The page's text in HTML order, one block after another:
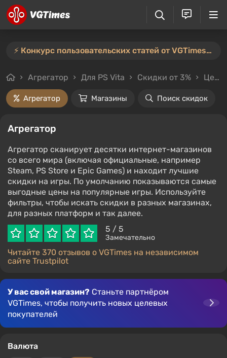
⚡️ Конкурс пользовательских статей от VGTimes продлён — участвуйте тут ⚡️
Агрегатор Для PS Vita Скидки от 3% Цены до 100₽
Агрегатор Магазины Поиск скидок
Агрегатор
Агрегатор сканирует десятки интернет-магазинов
со всего мира (включая официальные, например
Steam, PS Store и Epic Games) и находит лучшие
скидки на игры. По умолчанию показываются самые
выгодные цены на популярные игры. Используйте
фильтры, чтобы искать скидки в разных магазинах,
для разных платформ и так далее.
5 / 5
Замечательно
Читайте 370 отзывов о VGTimes на независимом
сайте Trustpilot
У вас свой магазин? Станьте партнёром
VGTimes, чтобы получить новых целевых
покупателей
Валюта